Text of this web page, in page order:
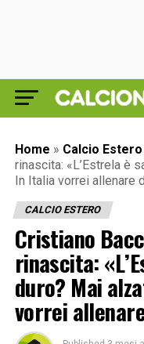
Home » Calcio Estero
rinascita: «L’Estrela è
In Italia vorrei allenare
CALCIO ESTERO
Cristiano
rinascita:
duro? Mai
vorrei